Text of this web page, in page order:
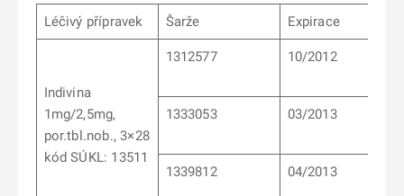
Léčivý přípravek Šarže Expirace
Indivina
1mg/2,5mg,
por.tbl.nob., 3×28
kód SÚKL: 13511
1312577 10/2012
1333053 03/2013
1339812 04/2013